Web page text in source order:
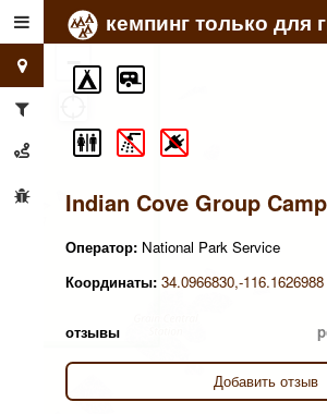
кемпинг только для
Indian Cove Group
Оператор: National Park Service
Координаты: 34.0966830,-116.1626988
отзывы
Добавить отзыв
+
−